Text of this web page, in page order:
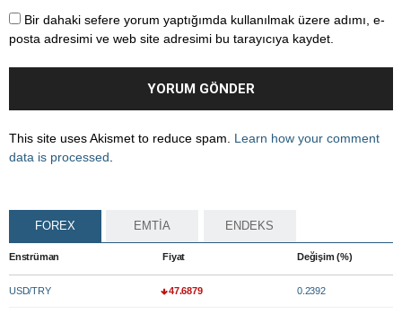
Bir dahaki sefere yorum yaptığımda kullanılmak üzere adımı, e-
posta adresimi ve web site adresimi bu tarayıcıya kaydet.
This site uses Akismet to reduce spam. Learn how your comment
data is processed
FOREX EMTİA ENDEKS
Enstrüman Fiyat Değişim (%)
USD/TRY 47.6879 0.2392